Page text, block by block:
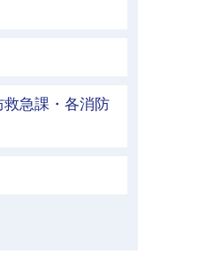
急課・各消防